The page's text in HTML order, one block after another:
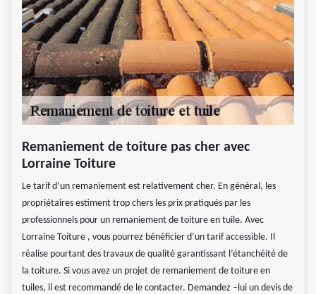
Remaniement de toiture pas cher avec
Lorraine Toiture
Le tarif d’un remaniement est relativement cher. En général, les
propriétaires estiment trop chers les prix pratiqués par les
professionnels pour un remaniement de toiture en tuile. Avec
Lorraine Toiture , vous pourrez bénéficier d’un tarif accessible. Il
réalise pourtant des travaux de qualité garantissant l’étanchéité de
la toiture. Si vous avez un projet de remaniement de toiture en
tuiles, il est recommandé de le contacter. Demandez –lui un devis de